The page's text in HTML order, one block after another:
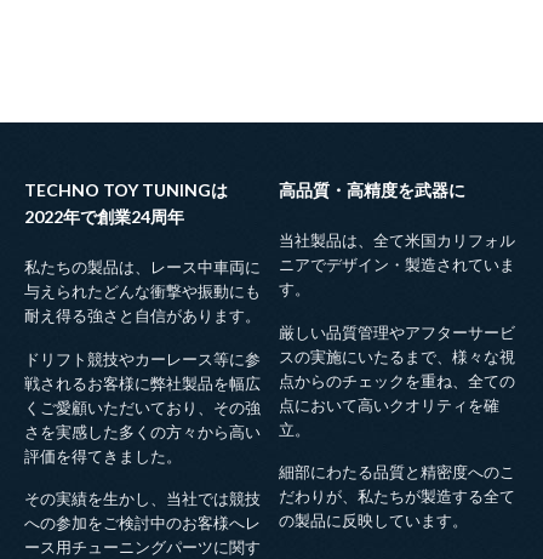
TECHNO TOY TUNINGは
2022年で創業24周年
私たちの製品は、レース中車両に
与えられたどんな衝撃や振動にも
耐え得る強さと自信があります。
ドリフト競技やカーレース等に参
戦されるお客様に弊社製品を幅広
くご愛顧いただいており、その強
さを実感した多くの方々から高い
評価を得てきました。
その実績を生かし、当社では競技
への参加をご検討中のお客様へレ
ース用チューニングパーツに関す
高品質・高精度を武器に
当社製品は、全て米国カリフォル
ニアでデザイン・製造されていま
す。
厳しい品質管理やアフターサービ
スの実施にいたるまで、様々な視
点からのチェックを重ね、全ての
点において高いクオリティを確
立。
細部にわたる品質と精密度へのこ
だわりが、私たちが製造する全て
の製品に反映しています。